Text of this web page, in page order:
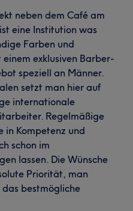
neben dem Café am
eine Institution was
Farben und
exklusiven Barber-
speziell an Männer.
setzt man hier auf
internationale
Regelmäßige
in Kompetenz und
schon im
lassen. Die Wünsche
Priorität, man
bestmögliche